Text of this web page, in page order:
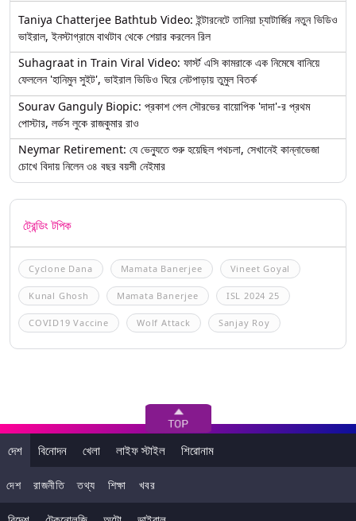
Taniya Chatterjee Bathtub Video: ইন্টারনেটে তানিয়া চ্যাটার্জির নতুন ভিডিও
ভাইরাল, ইনস্টাগ্রামে বাথটাব থেকে শেয়ার করলেন রিল
Suhagraat in Train Viral Video: ফার্স্ট এসি কামরাকে এক নিমেষে বানিয়ে
ফেললেন 'হানিমুন সুইট', ভাইরাল ভিডিও ঘিরে নেটপাড়ায় তুমুল বিতর্ক
Sourav Ganguly Biopic: প্রকাশ পেল সৌরভের বায়োপিক 'দাদা'-র প্রথম
পোস্টার, লর্ডস লুকে রাজকুমার রাও
Neymar Retirement: যে ভেন্যুতে শুরু হয়েছিল পথচলা, সেখানেই কান্নাভেজা
চোখে বিদায় নিলেন ৩৪ বছর বয়সী নেইমার
ট্রেন্ডিং টপিক
Cyclone Dana Mamata Banerjee Vineet Goyal
Kunal Ghosh Mamata Banerjee ISL 2024 25
COVID19 Vaccine Wolf Attack Sanjay Roy
দেশ বিনোদন খেলা লাইফ স্টাইল শিরোনাম
দেশ রাজনীতি তথ্য শিক্ষা খবর